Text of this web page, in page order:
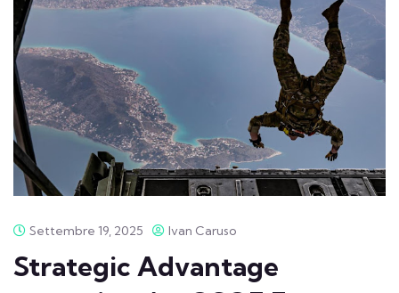
Settembre 19, 2025 Ivan Caruso
Strategic Advantage